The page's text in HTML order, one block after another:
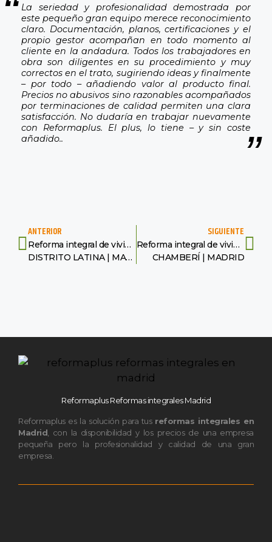
La seriedad y profesionalidad demostrada por
este pequeño gran equipo merece reconocimiento
claro. Documentación, planos, certificaciones y el
propio gestor acompañan en todo momento al
cliente en la andadura. Todos los trabajadores en
obra son diligentes en su procedimiento y muy
correctos en el trato, sugiriendo ideas y finalmente
– por todo – añadiendo valor al producto final.
Precios no abusivos sino razonables acompañados
por terminaciones de calidad permiten una clara
satisfacción. No dudaría en trabajar nuevamente
con Reformaplus. El plus, lo tiene – y sin coste
añadido..
ANTERIOR
Reforma integral de vivienda
DISTRITO LATINA | MADRID
SIGUIENTE
Reforma integral de vivienda
CHAMBERÍ | MADRID
Reformaplus Reformas integrales Madrid
Reformaplus es la solución para tus reformas integrales en
Madrid , con la disponibilidad y los precios de una empresa
pequeña pero la profesionalidad y calidad de una gran
empresa.